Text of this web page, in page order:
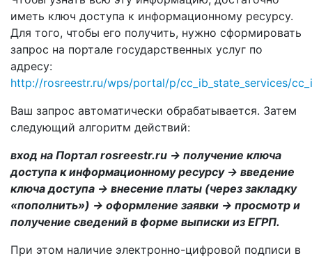
иметь ключ доступа к информационному ресурсу.
Для того, чтобы его получить, нужно сформировать
запрос на портале государственных услуг по
адресу:
http://rosreestr.ru/wps/portal/p/cc_ib_state_services/
Ваш запрос автоматически обрабатывается. Затем
следующий алгоритм действий:
вход на Портал rosreestr.ru → получение ключа
доступа к информационному ресурсу → введение
ключа доступа → внесение платы (через закладку
«пополнить») → оформление заявки → просмотр и
получение сведений в форме выписки из ЕГРП.
При этом наличие электронно-цифровой подписи в